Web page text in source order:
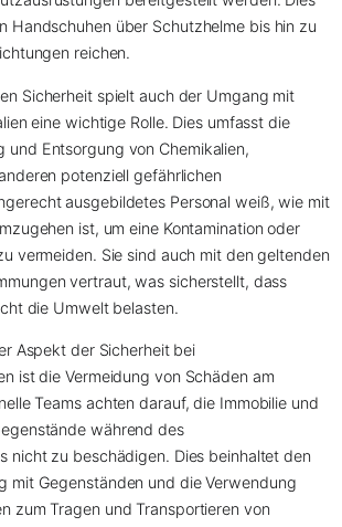
Handschuhen über Schutzhelme bis hin zu
reichen.
Sicherheit spielt auch der Umgang mit
eine wichtige Rolle. Dies umfasst die
und Entsorgung von Chemikalien,
potenziell gefährlichen
ausgebildetes Personal weiß, wie mit
ist, um eine Kontamination oder
vermeiden. Sie sind auch mit den geltenden
vertraut, was sicherstellt, dass
die Umwelt belasten.
Aspekt der Sicherheit bei
ist die Vermeidung von Schäden am
Teams achten darauf, die Immobilie und
während des
nicht zu beschädigen. Dies beinhaltet den
mit Gegenständen und die Verwendung
zum Tragen und Transportieren von